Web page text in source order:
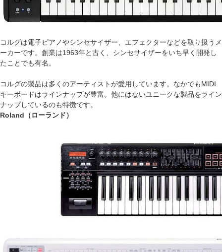
コルグは電子ピアノやシンセサイザー、エフェクターなどを取り扱うメ
ーカーです。創業は1963年と古く、シンセサイザーをいち早く開発し
たことでも有名。
コルグの製品は多くのアーティストが愛用しています。なかでもMIDI
キーボードはラインナップが豊富。他にはないユニークな製品をライン
ナップしているのも特徴です。
Roland（ローランド）